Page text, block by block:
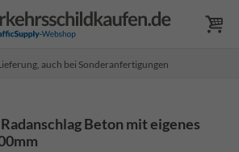
auch bei Sonderanfertigungen
Beton mit eigenes